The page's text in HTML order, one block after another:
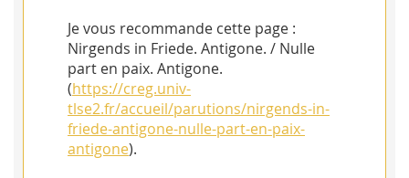
Je vous recommande cette page :
Nirgends in Friede. Antigone. / Nulle
part en paix. Antigone.
(https://creg.univ-
tlse2.fr/accueil/parutions/nirgends-in-
friede-antigone-nulle-part-en-paix-
antigone).